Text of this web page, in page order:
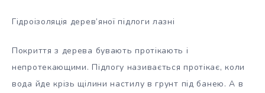
Гідроізоляція дерев’яної підлоги лазні
Покриття з дерева бувають протікають і
непротекающими. Підлогу називається протікає, коли
вода йде крізь щілини настилу в грунт під банею. А в